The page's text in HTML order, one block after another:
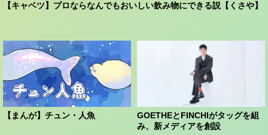
【キャベツ】プロならなんでもおいしい飲み物にできる説【くさや】
【まんが】チュン・人魚
GOETHEとFINCHIがタッグを組
み、新メディアを創設